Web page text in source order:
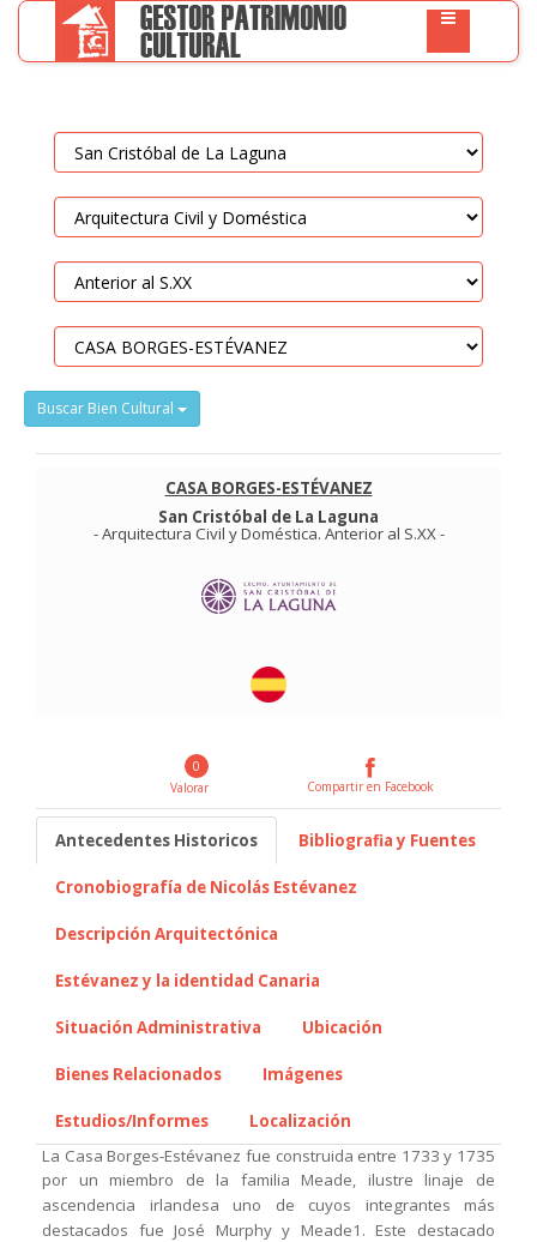
Buscar Bien Cultural
CASA BORGES-ESTÉVANEZ
San Cristóbal de La Laguna
-Arquitectura Civil y Doméstica. Anterior al S.XX-
0
Valorar
Compartir en Facebook
Antecedentes Historicos Bibliografia y Fuentes
Cronobiografía de Nicolás Estévanez
Descripción Arquitectónica
Estévanez y la identidad Canaria
Situación Administrativa Ubicación
Bienes Relacionados Imágenes
Estudios/Informes
Localización
La Casa Borges-Estévanez fue construida entre 1733 y 1735
por un miembro de la familia Meade, ilustre linaje de
ascendencia irlandesa uno de cuyos integrantes más
destacados fue José Murphy y Meade1. Este destacado